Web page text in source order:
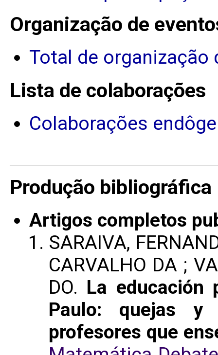
Organização de
Total de organização
Lista de colaborações
Colaborações
Produção bibliográfica
Artigos completos
SARAIVA,
CARVALHO DA ;
DO. La educación
Paulo: quejas y
profesores que